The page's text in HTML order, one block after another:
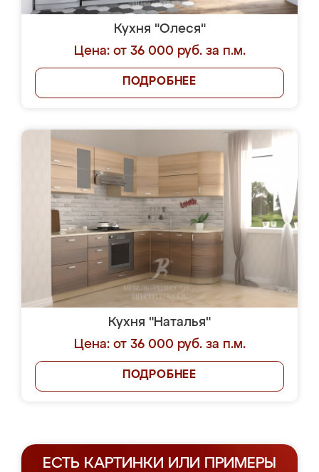
Кухня "Олеся"
Цена: от 36 000 руб. за п.м.
ПОДРОБНЕЕ
Кухня "Наталья"
Цена: от 36 000 руб. за п.м.
ПОДРОБНЕЕ
ЕСТЬ КАРТИНКИ ИЛИ ПРИМЕРЫ